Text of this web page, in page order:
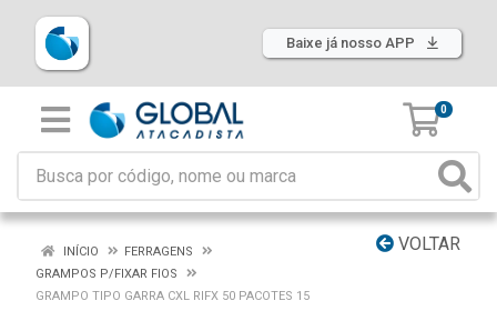
Baixe já nosso APP
0
VOLTAR
INÍCIO
FERRAGENS
GRAMPOS P/FIXAR FIOS
GRAMPO TIPO GARRA CXL RIFX 50 PACOTES 15